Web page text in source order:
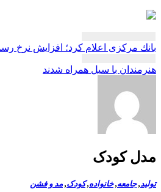
اعلام كرد؛ افزایش نرخ رسمی ۳۸ ارز، دلار ثابت ماند
با سیل همراه شدند
کودک
,جامعه,خانواده,کودک,مد و فشن